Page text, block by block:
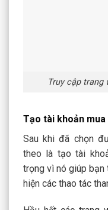
Truy cập trang
Tạo tài khoản
Sau khi đã chọn
theo là tạo tài
trọng vì nó giúp
hiện các thao tác